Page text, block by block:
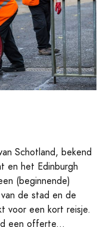
Schotland, bekend
en het Edinburgh
(beginnende)
de stad en de
voor een kort reisje.
een offerte...